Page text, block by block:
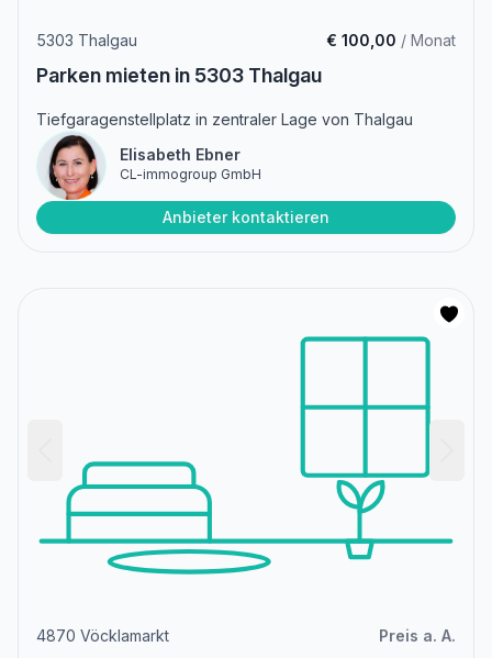
5303 Thalgau € 100,00 / Monat
Parken mieten in 5303 Thalgau
Tiefgaragenstellplatz in zentraler Lage von Thalgau
Elisabeth Ebner
CL-immogroup GmbH
Anbieter kontaktieren
4870 Vöcklamarkt Preis a. A.